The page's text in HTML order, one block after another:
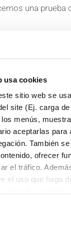
usa cookies
sitio web se
site (Ej. carga
menús,
aceptarlas para
También
ofrecer
el tráfico.
el uso que haga
una prueba
hacerlo ahora
test telefónico
o contacta y elige
test
vernos, dinos día y